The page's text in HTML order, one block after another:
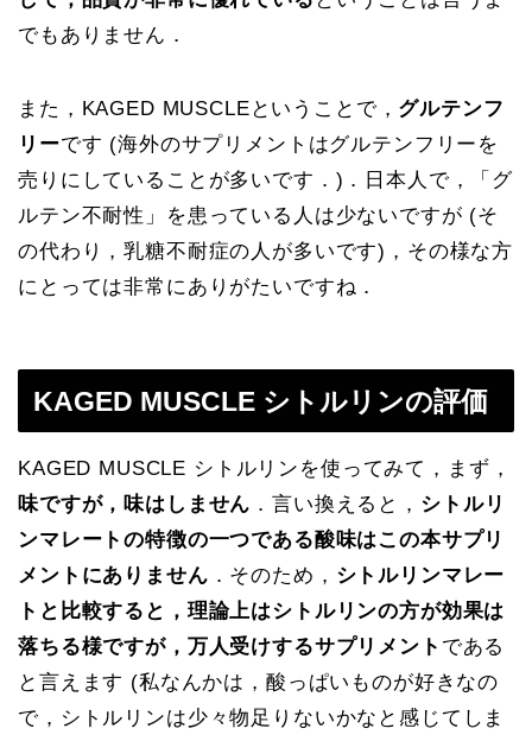
でもありません．
また，KAGED MUSCLEということで， グルテンフ
リーです (海外のサプリメントはグルテンフリーを
売りにしていることが多いです．)．日本人で，「グ
ルテン不耐性」を患っている人は少ないですが (そ
の代わり，乳糖不耐症の人が多いです)，その様な方
にとっては非常にありがたいですね．
KAGED MUSCLE シトルリンの評価
KAGED MUSCLE シトルリンを使ってみて，まず，
味ですが，味はしません ．言い換えると， シトルリ
ンマレートの特徴の一つである酸味はこの本サプリ
メントにありません ．そのため， シトルリンマレー
トと比較すると，理論上はシトルリンの方が効果は
落ちる様ですが，万人受けするサプリメント である
と言えます (私なんかは，酸っぱいものが好きなの
で，シトルリンは少々物足りないかなと感じてしま